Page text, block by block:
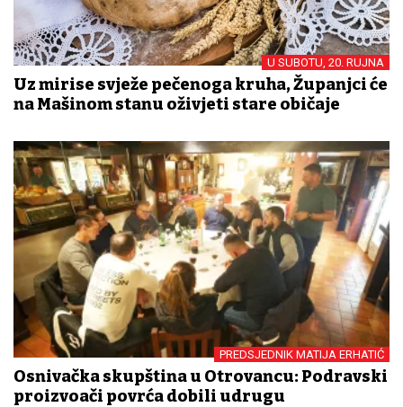
U SUBOTU, 20. RUJNA
Uz mirise svježe pečenoga kruha, Županjci će
na Mašinom stanu oživjeti stare običaje
PREDSJEDNIK MATIJA ERHATIĆ
Osnivačka skupština u Otrovancu: Podravski
proizvođači povrća dobili udrugu